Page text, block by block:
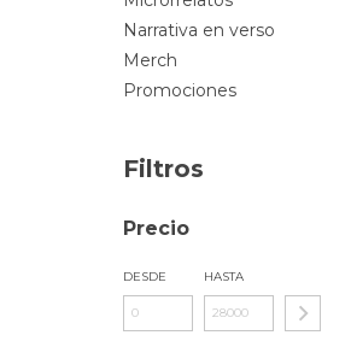
Narrativa en verso
Merch
Promociones
Filtros
Precio
DESDE HASTA